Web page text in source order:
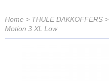
Home > THULE DAKKOFFERS >
Motion 3 XL Low